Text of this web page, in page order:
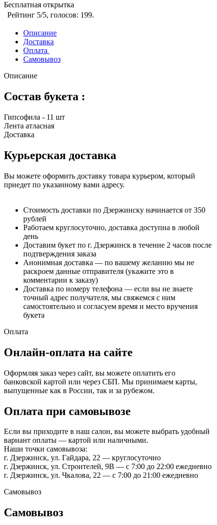
Бесплатная открытка
Рейтинг 5/5, голосов: 199.
Описание
Доставка
Оплата
Самовывоз
Описание
Состав букета :
Гипсофила - 11 шт
Лента атласная
Доставка
Курьерская доставка
Вы можете оформить доставку товара курьером, который
приедет по указанному вами адресу.
Стоимость доставки по Дзержинску начинается от 350
рублей
Работаем круглосуточно, доставка доступна в любой
день
Доставим букет по г. Дзержинск в течение 2 часов после
подтверждения заказа
Анонимная доставка — по вашему желанию мы не
раскроем данные отправителя (укажите это в
комментарии к заказу)
Доставка по номеру телефона — если вы не знаете
точный адрес получателя, мы свяжемся с ним
самостоятельно и согласуем время и место вручения
букета
Оплата
Онлайн-оплата на сайте
Оформляя заказ через сайт, вы можете оплатить его
банковской картой или через СБП. Мы принимаем карты,
выпущенные как в России, так и за рубежом.
Оплата при самовывозе
Если вы приходите в наш салон, вы можете выбрать удобный
вариант оплаты — картой или наличными.
Наши точки самовывоза:
г. Дзержинск, ул. Гайдара, 22 — круглосуточно
г. Дзержинск, ул. Строителей, 9В — с 7:00 до 22:00 ежедневно
г. Дзержинск, ул. Чкалова, 22 — с 7:00 до 21:00 ежедневно
Самовывоз
Самовывоз